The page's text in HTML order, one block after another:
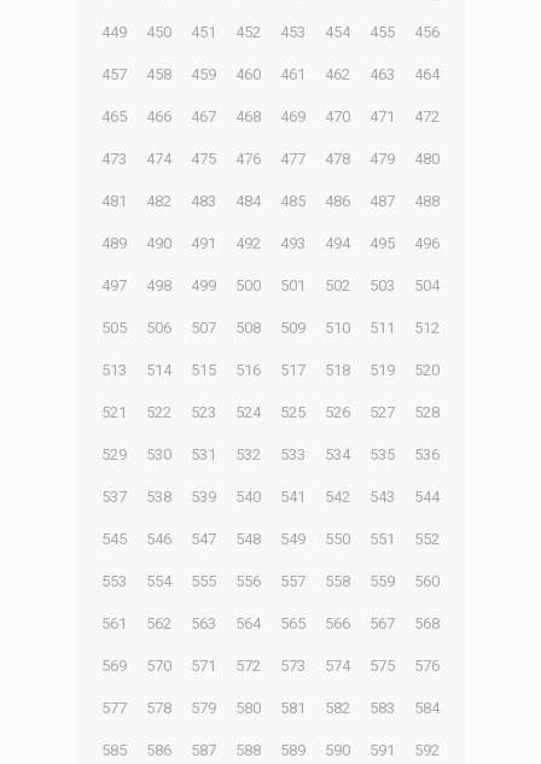
449 450 451 452 453 454 455 456
457 458 459 460 461 462 463 464
465 466 467 468 469 470 471 472
473 474 475 476 477 478 479 480
481 482 483 484 485 486 487 488
489 490 491 492 493 494 495 496
497 498 499 500 501 502 503 504
505 506 507 508 509 510 511 512
513 514 515 516 517 518 519 520
521 522 523 524 525 526 527 528
529 530 531 532 533 534 535 536
537 538 539 540 541 542 543 544
545 546 547 548 549 550 551 552
553 554 555 556 557 558 559 560
561 562 563 564 565 566 567 568
569 570 571 572 573 574 575 576
577 578 579 580 581 582 583 584
585 586 587 588 589 590 591 592